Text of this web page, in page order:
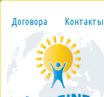
Договора Контакты